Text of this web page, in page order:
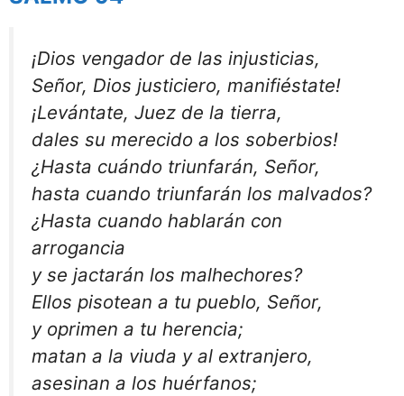
¡Dios vengador de las injusticias,
Señor, Dios justiciero, manifiéstate!
¡Levántate, Juez de la tierra,
dales su merecido a los soberbios!
¿Hasta cuándo triunfarán, Señor,
hasta cuando triunfarán los malvados?
¿Hasta cuando hablarán con
arrogancia
y se jactarán los malhechores?
Ellos pisotean a tu pueblo, Señor,
y oprimen a tu herencia;
matan a la viuda y al extranjero,
asesinan a los huérfanos;